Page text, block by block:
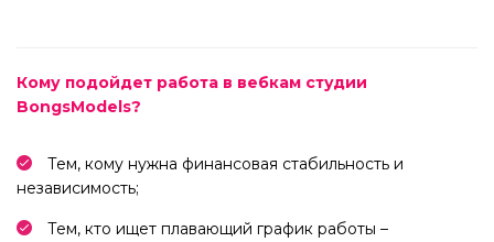
Кому подойдет работа в вебкам студии
BongsModels?
Тем, кому нужна финансовая стабильность и
независимость;
Тем, кто ищет плавающий график работы –